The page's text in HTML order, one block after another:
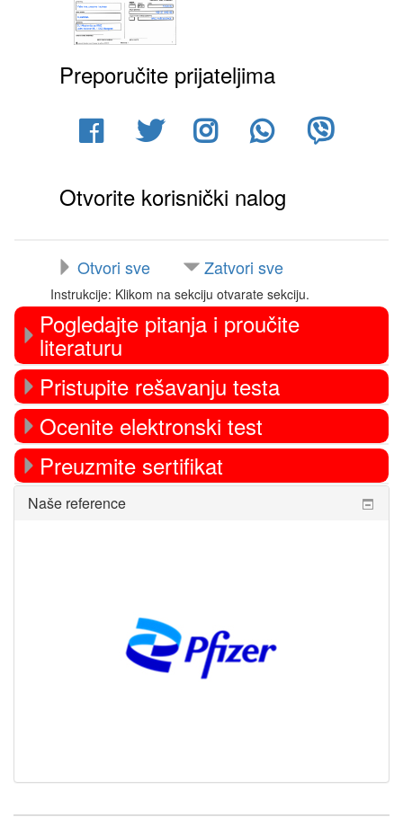
Preporučite prijateljima
Otvorite korisnički nalog
Otvori sve Zatvori sve
Instrukcije: Klikom na sekciju otvarate sekciju.
Pogledajte pitanja i proučite
literaturu
Pristupite rešavanju testa
Ocenite elektronski test
Preuzmite sertifikat
Preskoči
Naše
Naše reference